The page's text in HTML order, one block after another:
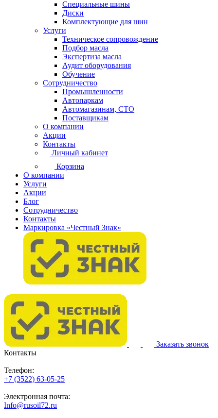
Специальные шины
Диски
Комплектующие для шин
Услуги
Техническое сопровождение
Подбор масла
Экспертиза масла
Аудит оборудования
Обучение
Сотрудничество
Промышленности
Автопаркам
Автомагазинам, СТО
Поставщикам
О компании
Акции
Контакты
Личный кабинет
Корзина
О компании
Услуги
Акции
Блог
Сотрудничество
Контакты
Маркировка «Честный Знак»
Заказать звонок
Контакты
Телефон:
+7 (3522) 63-05-25
Электронная почта:
Info@rusoil72.ru